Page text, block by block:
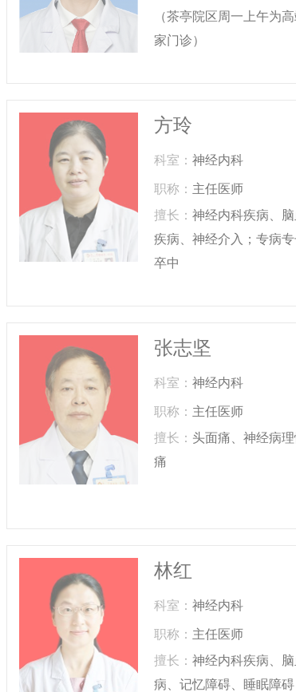
（茶亭院区周一上午为
家门诊）
方玲
科室： 神经内科
职称： 主任医师
擅长： 神经内科疾病、
疾病、神经介入；专病专
卒中
张志坚
科室： 神经内科
职称： 主任医师
擅长： 头面痛、神经病
痛
林红
科室： 神经内科
职称： 主任医师
擅长： 神经内科疾病、
病、记忆障碍、睡眠障